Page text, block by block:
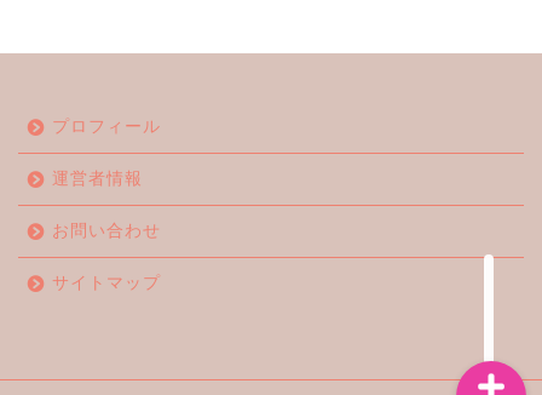
プロフィール
運営者情報
お問い合わせ
サイトマップ
ジャニーズ